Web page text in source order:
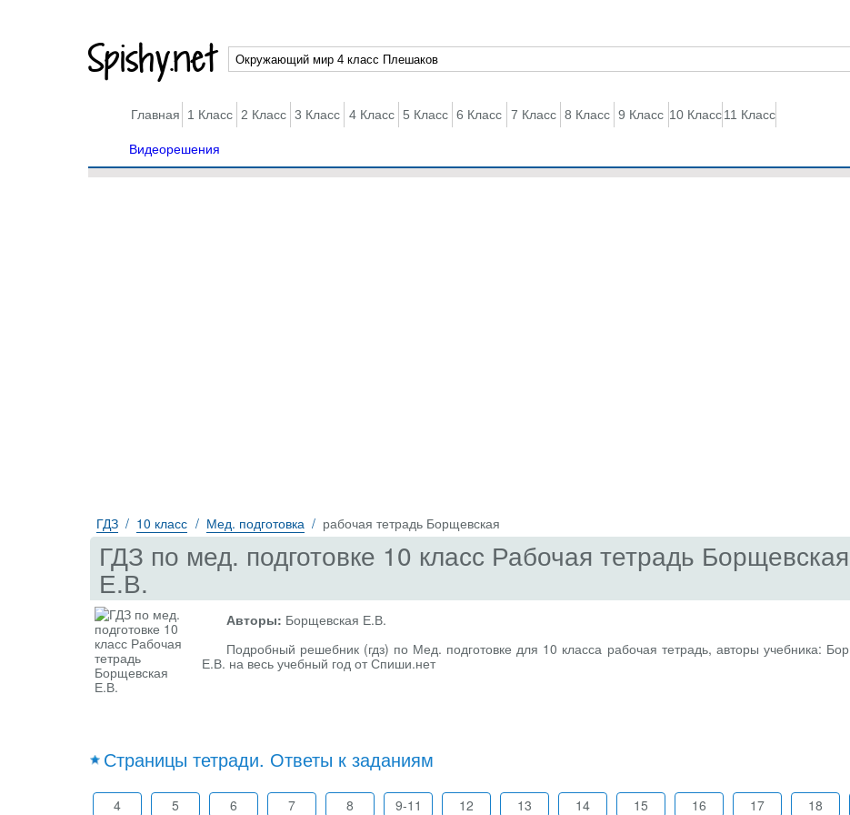
Spishy.net
Главная 1 Класс 2 Класс 3 Класс 4 Класс 5 Класс 6 Класс 7 Класс 8 Класс 9 Класс 10 Класс 11 Класс
Видеорешения
ГДЗ 10 класс Мед. подготовка рабочая тетрадь Борщевская
ГДЗ по мед. подготовке 10 класс Рабочая тетрадь Борщевская
Е.В.
Авторы: Борщевская Е.В.
Подробный решебник (гдз) по Мед. подготовке для 10 класса рабочая тетрадь, авторы учебника:
Е.В. на весь учебный год от Спиши.нет
Страницы тетради. Ответы к заданиям
4 5 6 7 8 9-11 12 13 14 15 16 17 18